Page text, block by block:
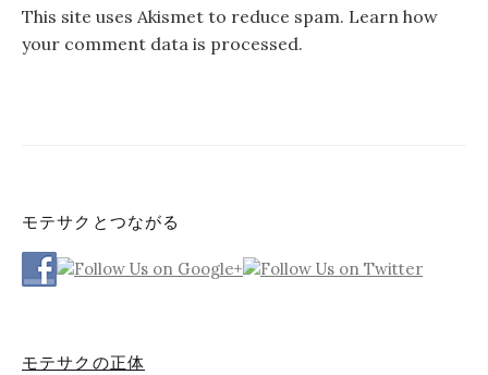
This site uses Akismet to reduce spam. Learn how
your comment data is processed.
モテサクとつながる
モテサクの正体